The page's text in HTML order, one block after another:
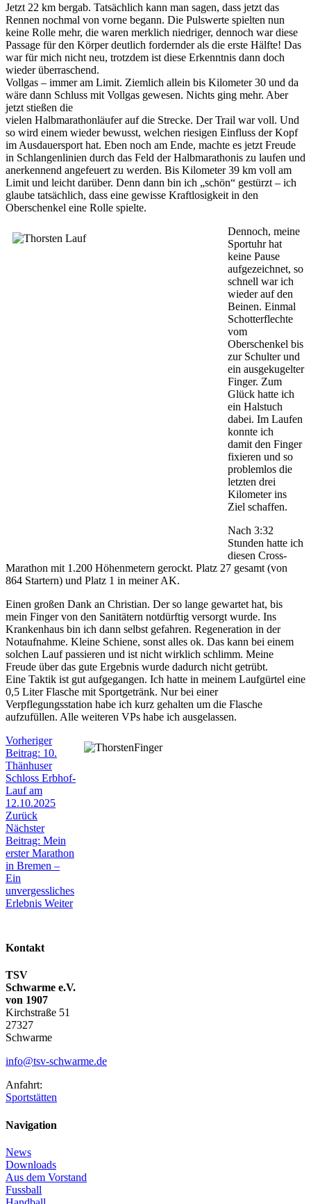
Jetzt 22 km bergab. Tatsächlich kann man sagen, dass jetzt das
Rennen nochmal von vorne begann. Die Pulswerte spielten nun
keine Rolle mehr, die waren merklich niedriger, dennoch war diese
Passage für den Körper deutlich fordernder als die erste Hälfte! Das
war für mich nicht neu, trotzdem ist diese Erkenntnis dann doch
wieder überraschend.
Vollgas – immer am Limit. Ziemlich allein bis Kilometer 30 und da
wäre dann Schluss mit Vollgas gewesen. Nichts ging mehr. Aber
jetzt stießen die
vielen Halbmarathonläufer auf die Strecke. Der Trail war voll. Und
so wird einem wieder bewusst, welchen riesigen Einfluss der Kopf
im Ausdauersport hat. Eben noch am Ende, machte es jetzt Freude
in Schlangenlinien durch das Feld der Halbmarathonis zu laufen und
anerkennend angefeuert zu werden. Bis Kilometer 39 km voll am
Limit und leicht darüber. Denn dann bin ich „schön“ gestürzt – ich
glaube tatsächlich, dass eine gewisse Kraftlosigkeit in den
Oberschenkel eine Rolle spielte.
Dennoch, meine
Sportuhr hat
keine Pause
aufgezeichnet, so
schnell war ich
wieder auf den
Beinen. Einmal
Schotterflechte
vom
Oberschenkel bis
zur Schulter und
ein ausgekugelter
Finger. Zum
Glück hatte ich
ein Halstuch
dabei. Im Laufen
konnte ich
damit den Finger
fixieren und so
problemlos die
letzten drei
Kilometer ins
Ziel schaffen.
Nach 3:32
Stunden hatte ich
diesen Cross-
Marathon mit 1.200 Höhenmetern gerockt. Platz 27 gesamt (von
864 Startern) und Platz 1 in meiner AK.
Einen großen Dank an Christian. Der so lange gewartet hat, bis
mein Finger von den Sanitätern notdürftig versorgt wurde. Ins
Krankenhaus bin ich dann selbst gefahren. Regeneration in der
Notaufnahme. Kleine Schiene, sonst alles ok. Das kann bei einem
solchen Lauf passieren und ist nicht wirklich schlimm. Meine
Freude über das gute Ergebnis wurde dadurch nicht getrübt.
Eine Taktik ist gut aufgegangen. Ich hatte in meinem Laufgürtel eine
0,5 Liter Flasche mit Sportgetränk. Nur bei einer
Verpflegungsstation habe ich kurz gehalten um die Flasche
aufzufüllen. Alle weiteren VPs habe ich ausgelassen.
Vorheriger
Beitrag: 10.
Thänhuser
Schloss Erbhof-
Lauf am
12.10.2025
Zurück
Nächster
Beitrag: Mein
erster Marathon
in Bremen –
Ein
unvergessliches
Erlebnis Weiter
Kontakt
TSV
Schwarme e.V.
von 1907
Kirchstraße 51
27327
Schwarme
info@tsv-schwarme.de
Anfahrt:
Sportstätten
Navigation
News
Downloads
Aus dem Vorstand
Fussball